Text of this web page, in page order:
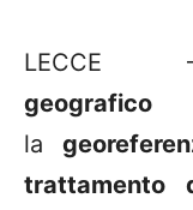
geografico
la
trattamento